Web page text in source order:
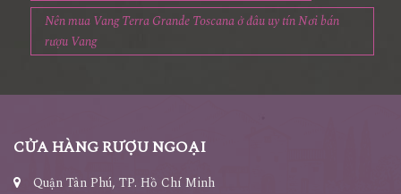
Nên mua Vang Terra Grande Toscana ở đâu uy tín Nơi bán
rượu Vang
CỬA HÀNG RƯỢU NGOẠI
Quận Tân Phú, TP. Hồ Chí Minh